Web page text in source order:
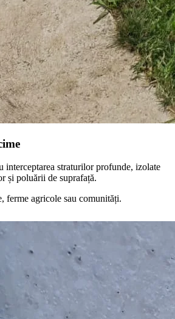
interceptarea straturilor profunde, izolate
și poluării de suprafață.
ferme agricole sau comunități.